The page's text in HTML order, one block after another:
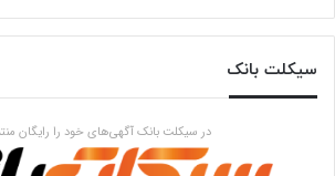
سیکلت بانک
در سیکلت بانک آگهی‌های خود را رایگان